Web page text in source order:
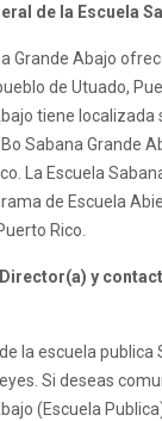
de la Escuela
Grande Abajo
de Utuado,
tiene localizada
Sabana Grande
La Escuela
de Escuela
Rico.
y
la escuela publica
Si deseas
(Escuela